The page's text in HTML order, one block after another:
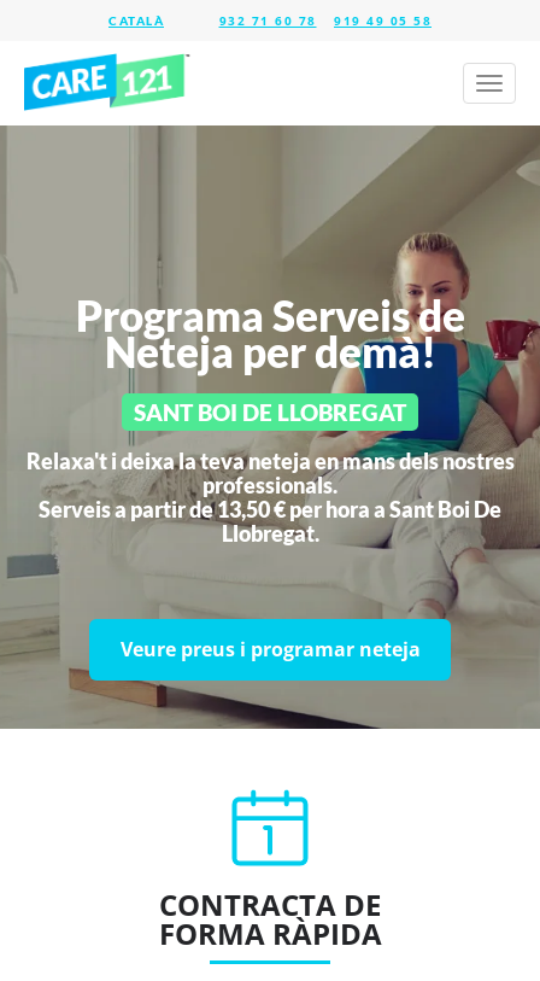
932 71 60 78 919 49 05 58
Toggle
Programa Serveis de
Neteja per demà!
SANT BOI DE LLOBREGAT
Relaxa't i deixa la teva neteja en mans dels nostres
professionals.
Serveis a partir de 13,50 € per hora aSant Boi De
Llobregat.
Veure preus i programar neteja
CONTRACTA DE
FORMA RÀPIDA